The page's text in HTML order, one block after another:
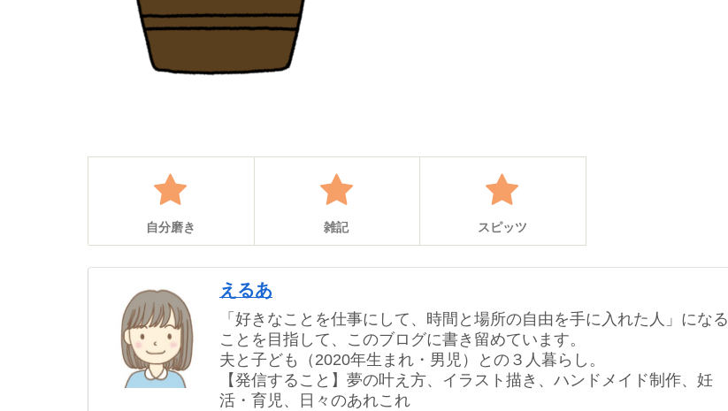
自分磨き 雑記 スピッツ
えるあ
「好きなことを仕事にして、時間と場所の自由を手に入れた人」になる
ことを目指して、このブログに書き留めています。
夫と子ども（2020年生まれ・男児）との３人暮らし。
【発信すること】夢の叶え方、イラスト描き、ハンドメイド制作、妊
活・育児、日々のあれこれ